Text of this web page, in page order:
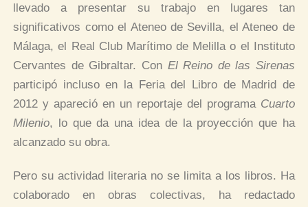
llevado a presentar su trabajo en lugares tan
significativos como el Ateneo de Sevilla, el Ateneo de
Málaga, el Real Club Marítimo de Melilla o el Instituto
Cervantes de Gibraltar. Con El Reino de las Sirenas
participó incluso en la Feria del Libro de Madrid de
2012 y apareció en un reportaje del programa Cuarto
Milenio, lo que da una idea de la proyección que ha
alcanzado su obra.
Pero su actividad literaria no se limita a los libros. Ha
colaborado en obras colectivas, ha redactado